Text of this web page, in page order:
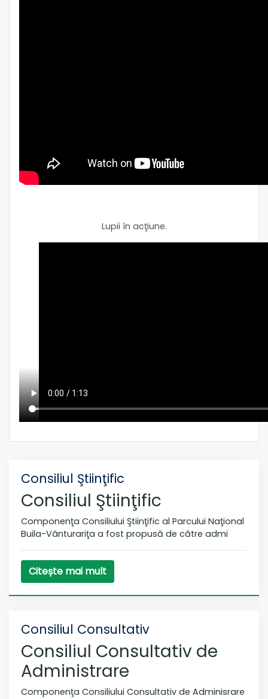
Lupii în acţiune.
Consiliul Ştiinţific
Consiliul Ştiinţific
Componenţa Consiliului Ştiinţific al Parcului Naţional
Buila-Vânturariţa a fost propusă de către admi
Citește mai mult
Consiliul Consultativ
Consiliul Consultativ de
Administrare
Componenţa Consiliului Consultativ de Adminisrare